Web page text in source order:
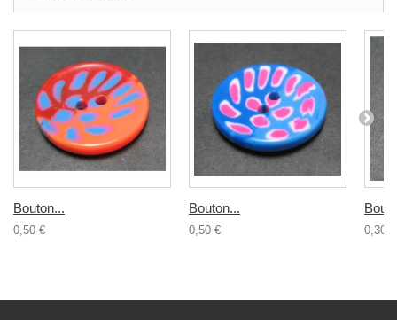
Bouton...
0,50 €
Bouton...
0,50 € 0,30 €